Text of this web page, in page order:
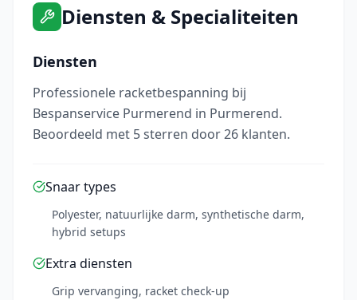
Diensten & Specialiteiten
Diensten
Professionele racketbespanning bij
Bespanservice Purmerend in Purmerend.
Beoordeeld met 5 sterren door 26 klanten.
Snaar types
Polyester, natuurlijke darm, synthetische darm,
hybrid setups
Extra diensten
Grip vervanging, racket check-up